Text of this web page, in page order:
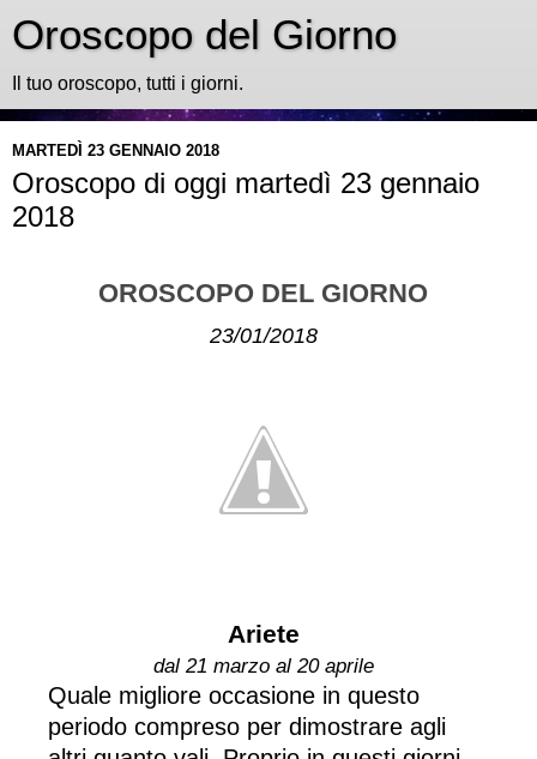
Oroscopo del Giorno
Il tuo oroscopo, tutti i giorni.
MARTEDÌ 23 GENNAIO 2018
Oroscopo di oggi martedì 23 gennaio
2018
OROSCOPO DEL GIORNO
23/01/2018
Ariete
dal 21 marzo al 20 aprile
Quale migliore occasione in questo
periodo compreso per dimostrare agli